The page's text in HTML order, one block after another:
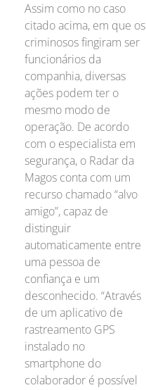
Assim como no caso
citado acima, em que os
criminosos fingiram ser
funcionários da
companhia, diversas
ações podem ter o
mesmo modo de
operação. De acordo
com o especialista em
segurança, o Radar da
Magos conta com um
recurso chamado “alvo
amigo”, capaz de
distinguir
automaticamente entre
uma pessoa de
confiança e um
desconhecido. “Através
de um aplicativo de
rastreamento GPS
instalado no
smartphone do
colaborador é possível